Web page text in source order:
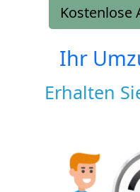
Kostenlose
Ihr
Erhalten